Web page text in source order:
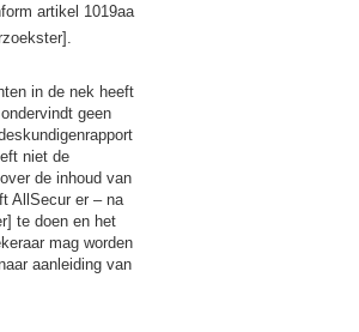
artikel 1019aa
in de nek heeft
geen
niet de
de inhoud van
AllSecur er – na
te doen en het
mag worden
aanleiding van